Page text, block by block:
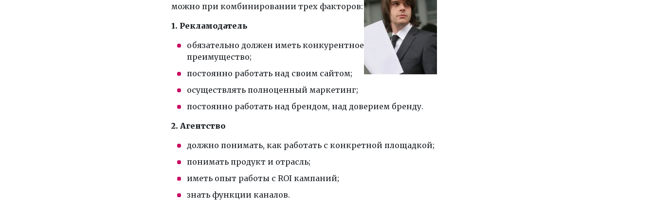
можно при комбинировании трех факторов:
1. Рекламодатель
обязательно должен иметь конкурентное
преимущество;
постоянно работать над своим сайтом;
осуществлять полноценный маркетинг;
постоянно работать над брендом, над доверием бренду.
2. Агентство
должно понимать, как работать с конкретной площадкой;
понимать продукт и отрасль;
иметь опыт работы с ROI кампаний;
знать функции каналов.